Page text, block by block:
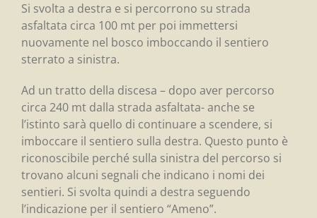
Si svolta a destra e si percorrono su strada
asfaltata circa 100 mt per poi immettersi
nuovamente nel bosco imboccando il sentiero
sterrato a sinistra.
Ad un tratto della discesa – dopo aver percorso
circa 240 mt dalla strada asfaltata- anche se
l’istinto sarà quello di continuare a scendere, si
imboccare il sentiero sulla destra. Questo punto è
riconoscibile perché sulla sinistra del percorso si
trovano alcuni segnali che indicano i nomi dei
sentieri. Si svolta quindi a destra seguendo
l’indicazione per il sentiero “Ameno”.